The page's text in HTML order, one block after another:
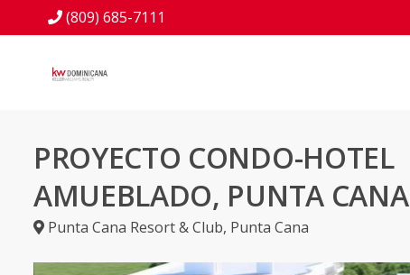
(809) 685-7111
PROYECTO CONDO-HOTEL
AMUEBLADO, PUNTA CANA
Punta Cana Resort & Club, Punta Cana